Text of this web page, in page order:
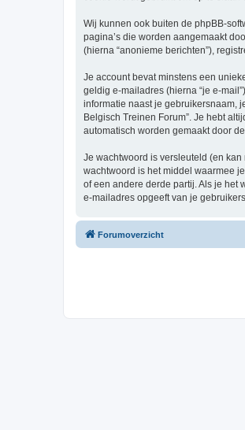
Wij kunnen ook buiten de phpBB-
pagina’s die worden aangemaakt
(hierna “anonieme berichten”),
Je account bevat minstens een
geldig e-mailadres (hierna “je e-
informatie naast je gebruikersnaam,
Belgisch Treinen Forum”. Je hebt
automatisch worden gemaakt door
Je wachtwoord is versleuteld (en
wachtwoord is het middel waarmee
of een andere derde partij. Als je het
e-mailadres opgeeft van je
Forumoverzicht